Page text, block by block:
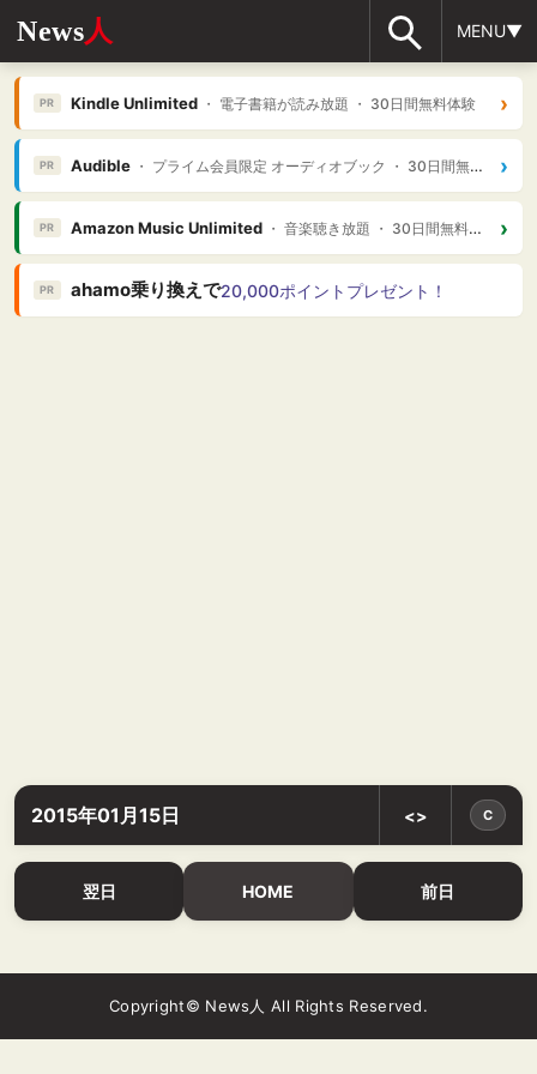
News人 MENU▼
PR Kindle Unlimited・ 電子書籍が読み放題 ・ 30日間無料体験 ›
PR Audible・ プライム会員限定 オーディオブック ・ 30日間無料体験 ›
PR Amazon Music Unlimited・ 音楽聴き放題 ・ 30日間無料体験 ›
PR ahamo乗り換えで20,000ポイントプレゼント！
2015年01月15日 <> C
翌日 HOME 前日
Copyright© News人 All Rights Reserved.